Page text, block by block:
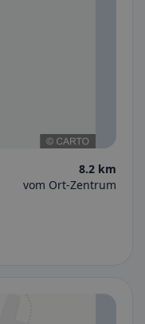
8.2 km
vom Ort-Zentrum